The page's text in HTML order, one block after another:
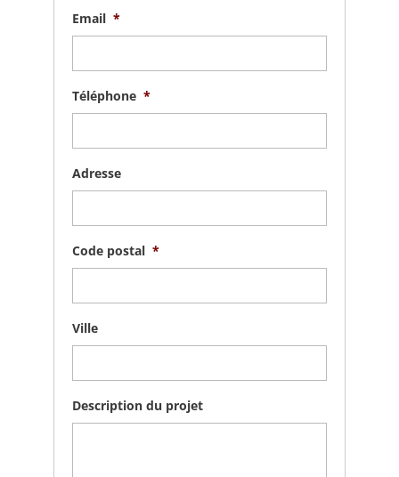
Email *
Téléphone *
Adresse
Code postal *
Ville
Description du projet